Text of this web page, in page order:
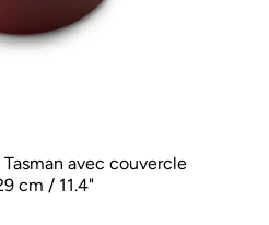
avec couvercle
cm / 11.4"